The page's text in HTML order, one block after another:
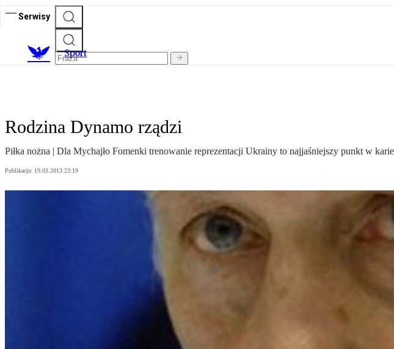
Serwisy
Sport
Rodzina Dynamo rządzi
Piłka nożna | Dla Mychajło Fomenki trenowanie reprezentacji Ukrainy to najjaśniejszy punkt w
Publikacja: 19.03.2013 23:19